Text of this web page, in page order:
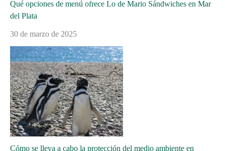
Qué opciones de menú ofrece Lo de Mario Sándwiches en Mar
del Plata
30 de marzo de 2025
Cómo se lleva a cabo la protección del medio ambiente en